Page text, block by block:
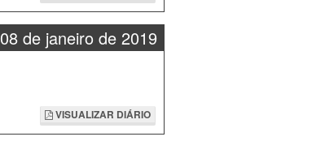
08 de janeiro de 2019
VISUALIZAR DIÁRIO